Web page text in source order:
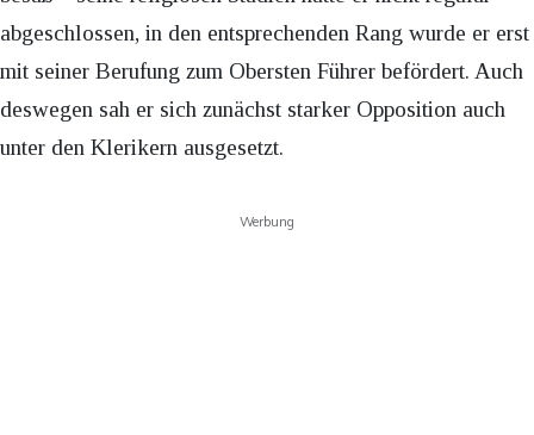
abgeschlossen, in den entsprechenden Rang wurde er erst
mit seiner Berufung zum Obersten Führer befördert. Auch
deswegen sah er sich zunächst starker Opposition auch
unter den Klerikern ausgesetzt.
Werbung